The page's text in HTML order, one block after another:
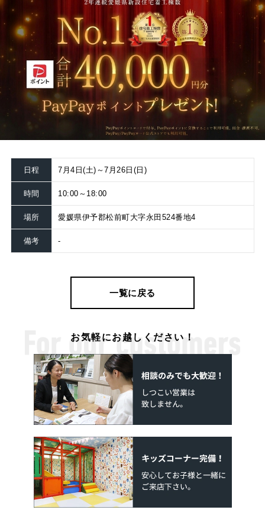
日程 7月4日(土)～7月26日(日)
時間 10:00～18:00
場所 愛媛県伊予郡松前町大字永田524番地4
備考 -
一覧に戻る
お気軽にお越しください！